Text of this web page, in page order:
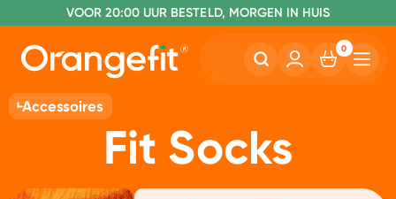
NR. 1 GETEST CONSUMENTENBOND
VOOR 20:00 UUR BESTELD, MORGEN IN HUIS
0
Accessoires
Fit Socks